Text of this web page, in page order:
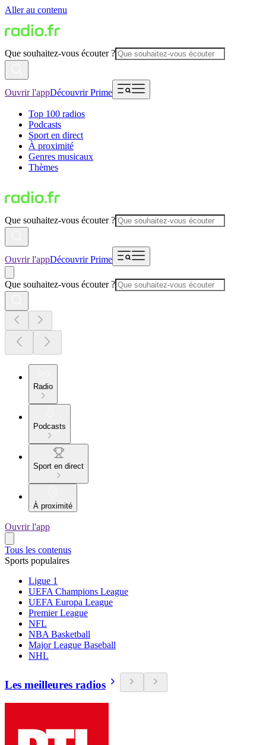
Aller au contenu
Que souhaitez-vous écouter ?
Ouvrir l'appDécouvrir Prime
Top 100 radios
Podcasts
Sport en direct
À proximité
Genres musicaux
Thèmes
Que souhaitez-vous écouter ?
Ouvrir l'appDécouvrir Prime
Que souhaitez-vous écouter ?
Radio
Podcasts
Sport en direct
À proximité
Ouvrir l'app
Tous les contenus
Sports populaires
Ligue 1
UEFA Champions League
UEFA Europa League
Premier League
NFL
NBA Basketball
Major League Baseball
NHL
Les meilleures radios